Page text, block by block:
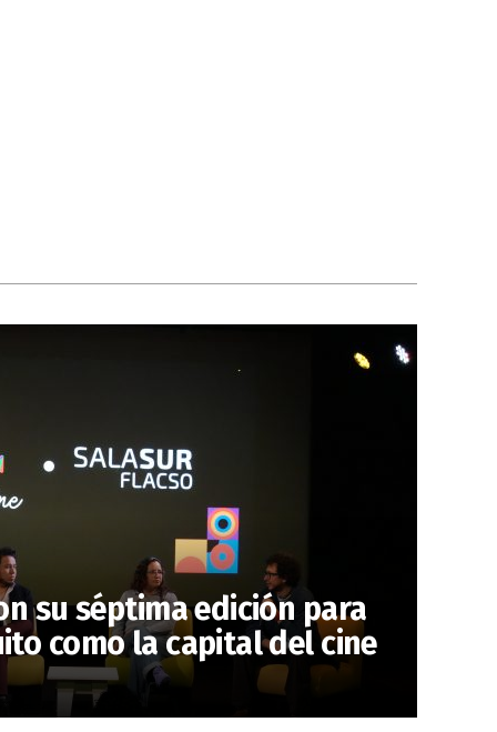
su séptima edición para
como la capital del cine